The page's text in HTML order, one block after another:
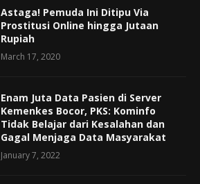
Astaga! Pemuda Ini Ditipu Via
Prostitusi Online hingga Jutaan
Rupiah
March 17, 2020
Enam Juta Data Pasien di Server
Kemenkes Bocor, PKS: Kominfo
Tidak Belajar dari Kesalahan dan
Gagal Menjaga Data Masyarakat
January 7, 2022